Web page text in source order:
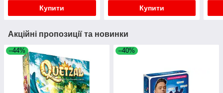
Купити Купити
Акційні пропозиції та новинки
–44% –40%